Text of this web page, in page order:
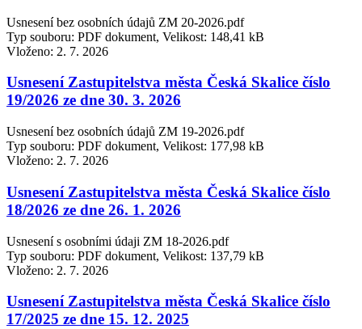
Usnesení bez osobních údajů ZM 20-2026.pdf
Typ souboru: PDF dokument, Velikost: 148,41 kB
Vloženo: 2. 7. 2026
Usnesení Zastupitelstva města Česká Skalice číslo
19/2026 ze dne 30. 3. 2026
Usnesení bez osobních údajů ZM 19-2026.pdf
Typ souboru: PDF dokument, Velikost: 177,98 kB
Vloženo: 2. 7. 2026
Usnesení Zastupitelstva města Česká Skalice číslo
18/2026 ze dne 26. 1. 2026
Usnesení s osobními údaji ZM 18-2026.pdf
Typ souboru: PDF dokument, Velikost: 137,79 kB
Vloženo: 2. 7. 2026
Usnesení Zastupitelstva města Česká Skalice číslo
17/2025 ze dne 15. 12. 2025